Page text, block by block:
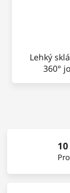
Lehký
360°